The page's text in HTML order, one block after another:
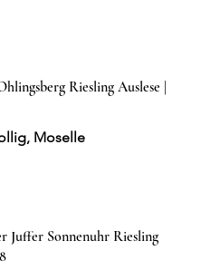
Riesling Auslese |
Moselle
Juffer Sonnenuhr Riesling